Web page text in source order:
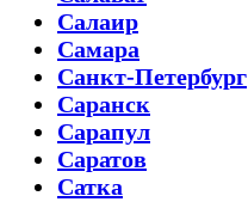
Салаир
Самара
Санкт-Петербург
Саранск
Сарапул
Саратов
Сатка